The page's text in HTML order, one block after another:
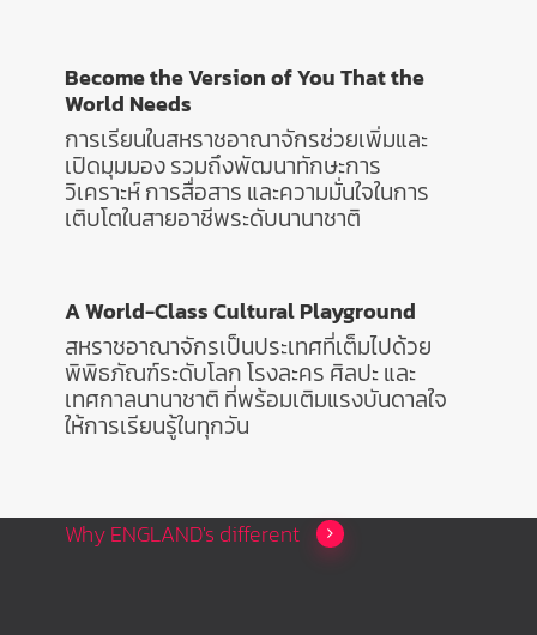
Become the Version of You That the
World Needs
การเรียนในสหราชอาณาจักรช่วยเพิ่มและ
เปิดมุมมอง รวมถึงพัฒนาทักษะการ
วิเคราะห์ การสื่อสาร และความมั่นใจในการ
เติบโตในสายอาชีพระดับนานาชาติ
A World-Class Cultural Playground
สหราชอาณาจักรเป็นประเทศที่เต็มไปด้วย
พิพิธภัณฑ์ระดับโลก โรงละคร ศิลปะ และ
เทศกาลนานาชาติ ที่พร้อมเติมแรงบันดาลใจ
ให้การเรียนรู้ในทุกวัน
Why ENGLAND's different